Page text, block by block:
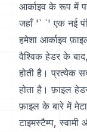
आर्काइव के रूप में
जहाँ '` `' एक नई
हमेशा आर्काइव
वैश्विक हेडर के
होती है। प्रत्येक
होता है। फ़ाइल
फ़ाइल के बारे में
टाइमस्टैम्प,